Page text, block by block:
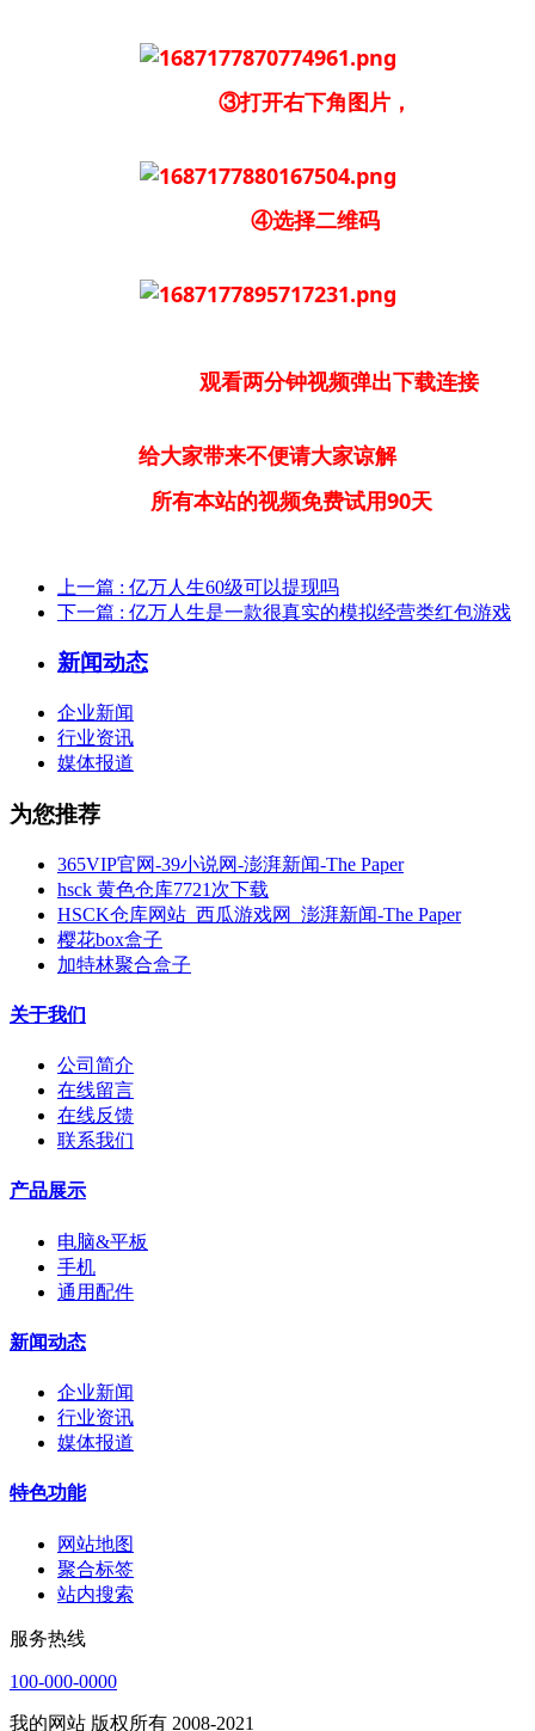
③打开右下角图片，
④选择二维码
观看两分钟视频弹出下载连接
给大家带来不便请大家谅解
所有本站的视频免费试用90天
上一篇 : 亿万人生60级可以提现吗
下一篇 : 亿万人生是一款很真实的模拟经营类红包游戏
新闻动态
企业新闻
行业资讯
媒体报道
为您推荐
365VIP官网-39小说网-澎湃新闻-The Paper
hsck 黄色仓库7721次下载
HSCK仓库网站_西瓜游戏网_澎湃新闻-The Paper
樱花box盒子
加特林聚合盒子
关于我们
公司简介
在线留言
在线反馈
联系我们
产品展示
电脑&平板
手机
通用配件
新闻动态
企业新闻
行业资讯
媒体报道
特色功能
网站地图
聚合标签
站内搜索
服务热线
100-000-0000
我的网站 版权所有 2008-2021